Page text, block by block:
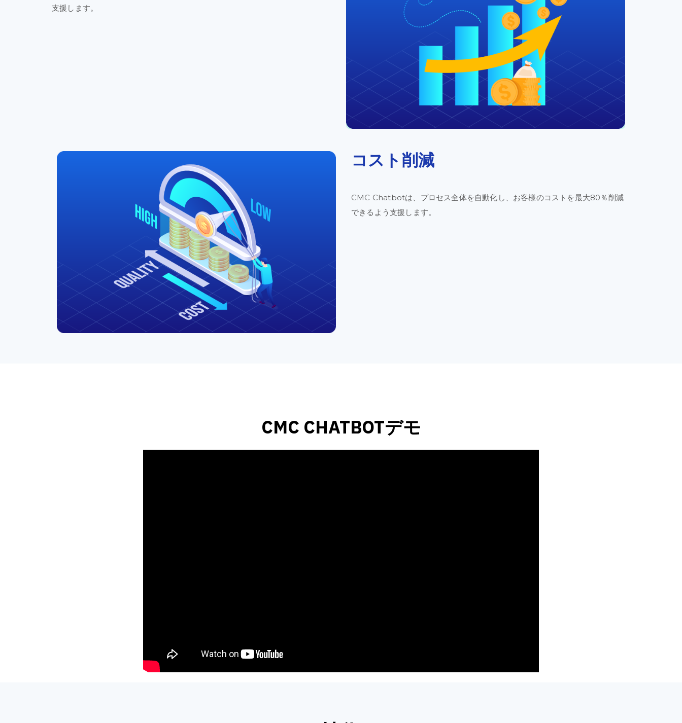
支援 します。
コスト 削減​
CMC Chatbotは、 プロセス全体を自動化し 、お客様のコストを最大80％削減
できるよう 支援 します。
CMC CHATBOTデモ